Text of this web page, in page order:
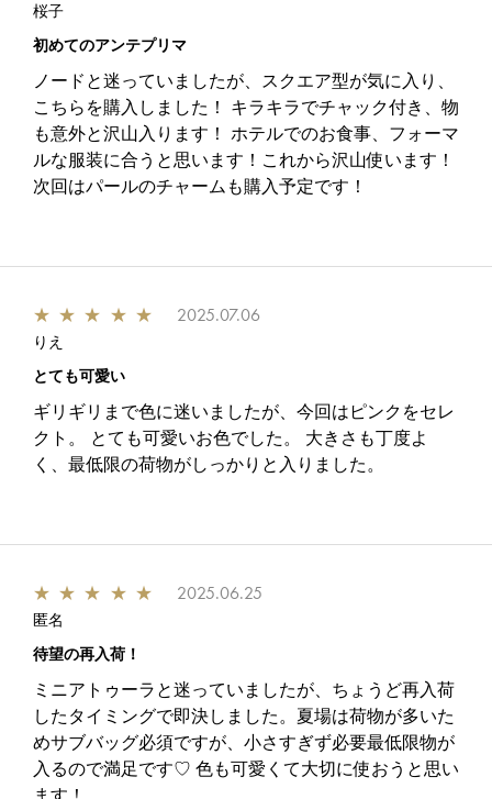
桜子
初めてのアンテプリマ
ノードと迷っていましたが、スクエア型が気に入り、
こちらを購入しました！ キラキラでチャック付き、物
も意外と沢山入ります！ ホテルでのお食事、フォーマ
ルな服装に合うと思います！これから沢山使います！
次回はパールのチャームも購入予定です！
★ ★ ★ ★ ★ 2025.07.06
りえ
とても可愛い
ギリギリまで色に迷いましたが、今回はピンクをセレ
クト。 とても可愛いお色でした。 大きさも丁度よ
く、最低限の荷物がしっかりと入りました。
★ ★ ★ ★ ★ 2025.06.25
匿名
待望の再入荷！
ミニアトゥーラと迷っていましたが、ちょうど再入荷
したタイミングで即決しました。夏場は荷物が多いた
めサブバッグ必須ですが、小さすぎず必要最低限物が
入るので満足です♡ 色も可愛くて大切に使おうと思い